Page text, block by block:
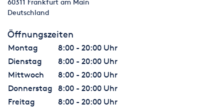
nichts anderes vorher schriftlich vereinbart wurde.
10. Die empfangenen Mietgegenstände sind nicht versichert.
11. Bei entstandenen Schäden am Veranstaltungsort, die durch
den Kunden oder
seine Gäste verursacht wurden übernimmt die Firma MFV
keine Haftung.
12. Bei der Miete von Geräten mit unserem Personal hat der
Deutschland
Öffnungszeiten
Montag
8:00 - 20:00 Uhr
Dienstag
8:00 - 20:00 Uhr
Mittwoch
8:00 - 20:00 Uhr
Donnerstag
8:00 - 20:00 Uhr
Freitag
8:00 - 20:00 Uhr